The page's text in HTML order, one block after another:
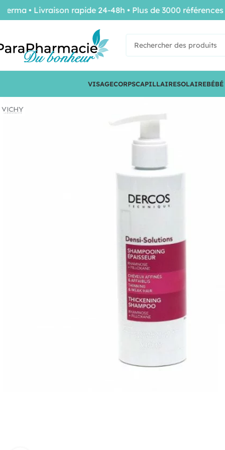
VISAGECORPSCAPILLAIRESOLAIRE
• Livraison rapide 24-48h • Plus de 3000 références de